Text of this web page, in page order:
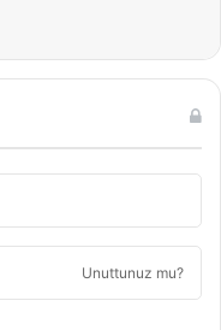
Unuttunuz mu?